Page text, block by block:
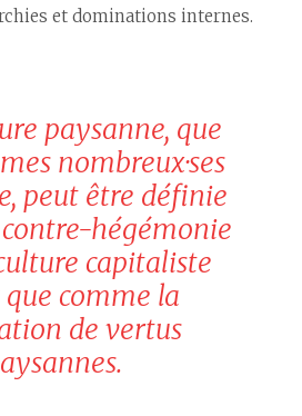
et dominations internes.
paysanne, que
nombreux·ses
peut être définie
hégémonie
capitaliste
comme la
de vertus